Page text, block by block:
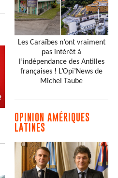
Les Caraïbes n’ont vraiment
pas intérêt à
l’indépendance des Antilles
françaises ! L’Opi’News de
Michel Taube
OPINION AMÉRIQUES
LATINES